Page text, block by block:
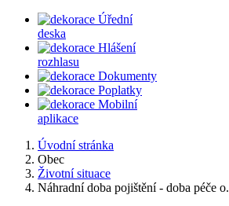
Úřední
deska
Hlášení
rozhlasu
Dokumenty
Poplatky
Mobilní
aplikace
Úvodní stránka
Obec
Životní situace
Náhradní doba pojištění - doba péče